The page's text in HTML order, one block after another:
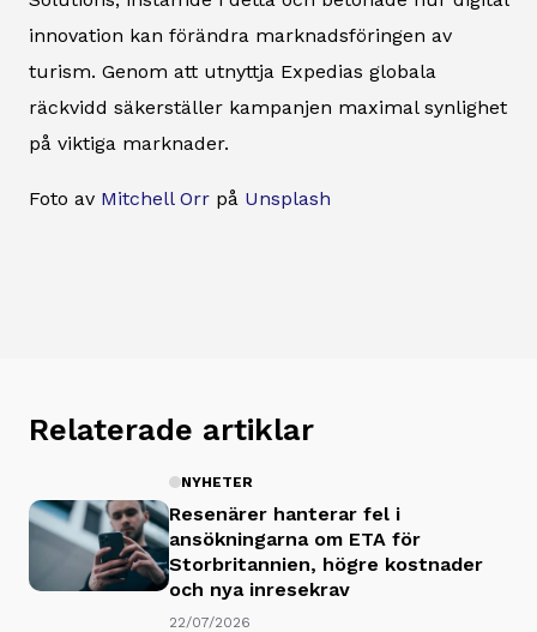
innovation kan förändra marknadsföringen av
turism. Genom att utnyttja Expedias globala
räckvidd säkerställer kampanjen maximal synlighet
på viktiga marknader.
Foto av Mitchell Orr på Unsplash
Relaterade artiklar
NYHETER
Resenärer hanterar fel i
ansökningarna om ETA för
Storbritannien, högre kostnader
och nya inresekrav
22/07/2026